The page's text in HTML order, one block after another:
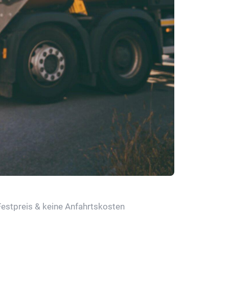
& keine Anfahrtskosten